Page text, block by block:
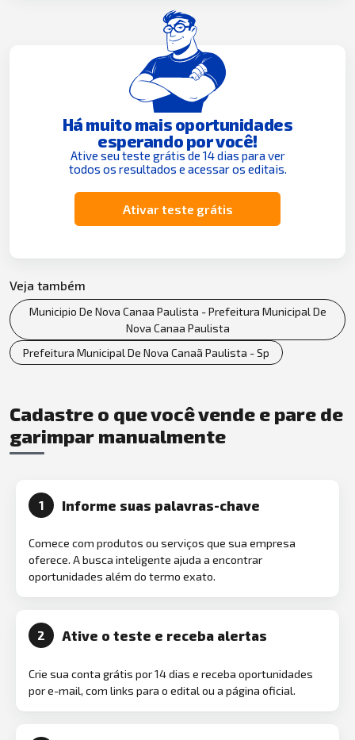
Há muito mais oportunidades
esperando por você!
Ative seu teste grátis de 14 dias para ver
todos os resultados e acessar os editais.
Ativar teste grátis
Veja também
Municipio De Nova Canaa Paulista - Prefeitura Municipal De
Nova Canaa Paulista
Prefeitura Municipal De Nova Canaã Paulista - Sp
Cadastre o que você vende e pare de
garimpar manualmente
1 Informe suas palavras-chave
Comece com produtos ou serviços que sua empresa
oferece. A busca inteligente ajuda a encontrar
oportunidades além do termo exato.
2 Ative o teste e receba alertas
Crie sua conta grátis por 14 dias e receba oportunidades
por e-mail, com links para o edital ou a página oficial.